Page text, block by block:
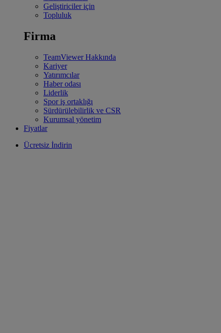
Geliştiriciler için
Topluluk
Firma
TeamViewer Hakkında
Kariyer
Yatırımcılar
Haber odası
Liderlik
Spor iş ortaklığı
Sürdürülebilirlik ve CSR
Kurumsal yönetim
Fiyatlar
Ücretsiz İndirin